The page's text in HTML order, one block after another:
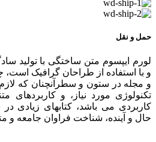
حمل و نقل
لورم ایپسوم متن ساختگی با تولید
و با استفاده از طراحان گرافیک است،
و مجله در ستون و سطرآنچنان که
تکنولوژی مورد نیاز، و کاربردهای
کاربردی می باشد، کتابهای
حال و آینده، شناخت فراوان جامعه و